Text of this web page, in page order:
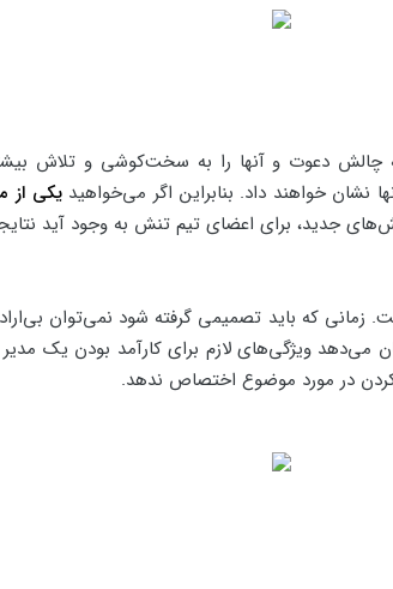
چالش دعوت و آنها را به سخت‌کوشی و تلاش
نشان خواهند داد. بنابراین اگر می‌خواهیدیکی از
جدید، برای اعضای تیم تنش به وجود آید
که باید تصمیمی گرفته شود نمی‌توان
ویژگی‌های لازم برای کارآمد بودن یک مدیر
در مورد موضوع اختصاص ندهد.